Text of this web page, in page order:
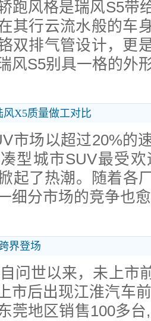
跑风格是瑞风S5带
其行云流水般的车
双排气管设计，更
风S5别具一格的外
风X5质量做工对比
市场以超过20%的
型城市SUV最受
起了热潮。随着各
细分市场的竞争也
界登场
问世以来，未上市
市后出现江淮汽车
莞地区销售100多